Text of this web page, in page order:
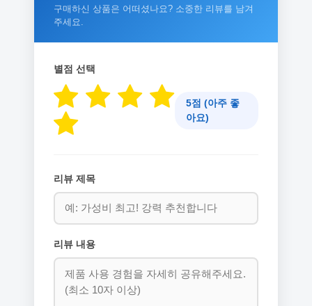
구매하신 상품은 어떠셨나요? 소중한 리뷰를 남겨
주세요.
별점 선택
5점 (아주 좋
아요)
리뷰 제목
리뷰 내용